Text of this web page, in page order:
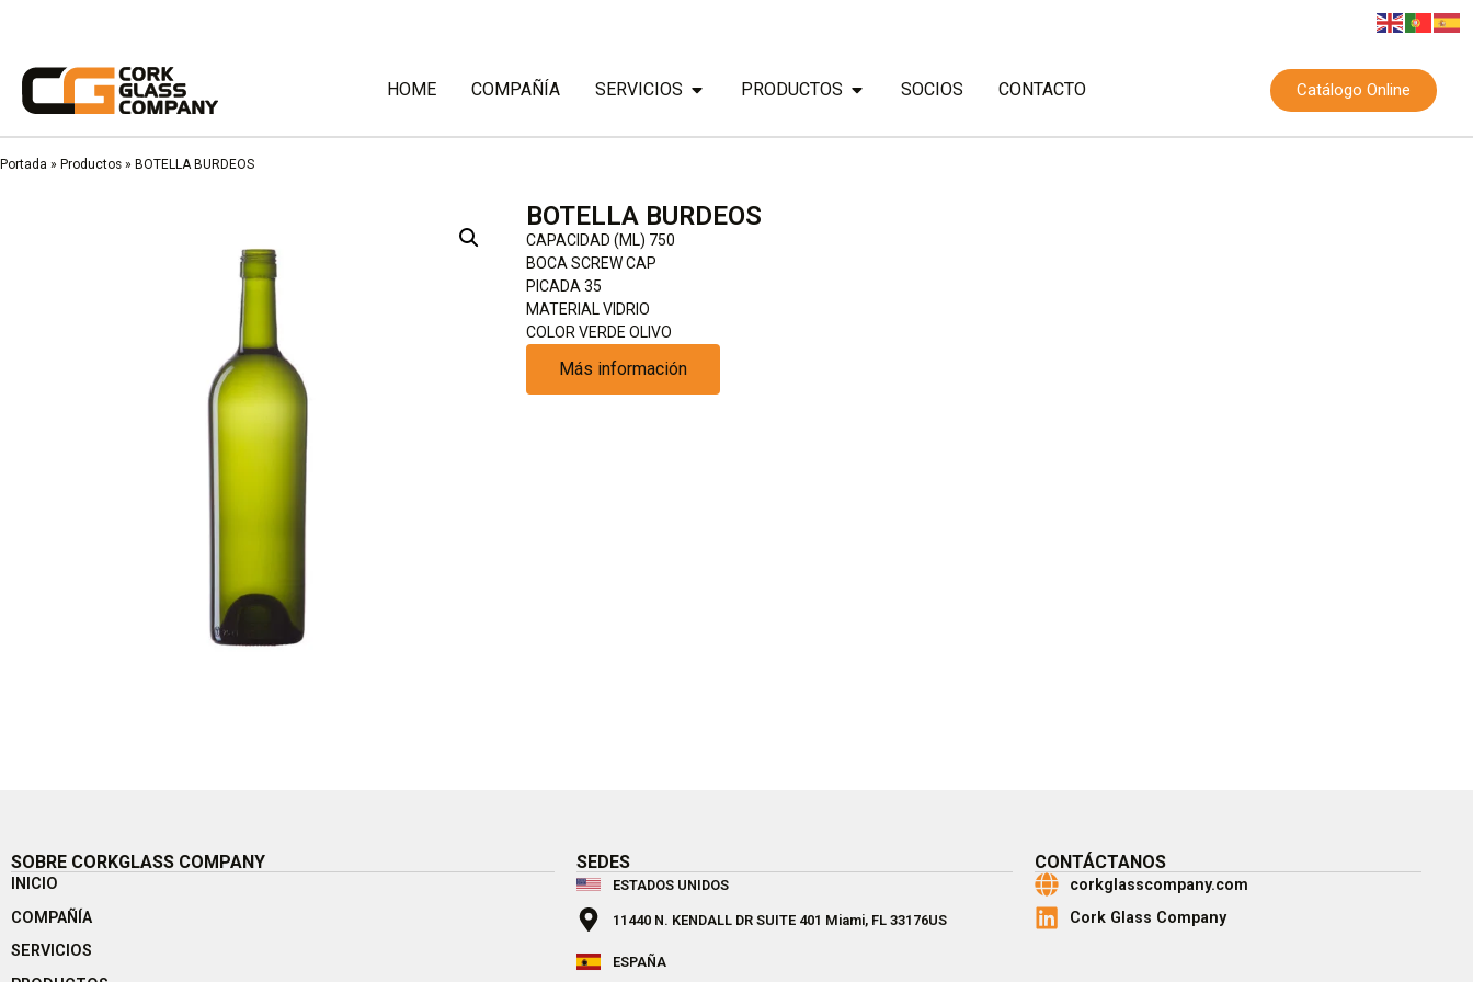
HOME COMPAÑÍA SERVICIOS PRODUCTOS SOCIOS CONTACTO Catálogo Online
Portada » Productos » BOTELLA BURDEOS
BOTELLA BURDEOS
CAPACIDAD (ML) 750
BOCA SCREW CAP
PICADA 35
MATERIAL VIDRIO
COLOR VERDE OLIVO
Más información
SOBRE CORKGLASS COMPANY
INICIO
COMPAÑÍA
SERVICIOS
SEDES
ESTADOS UNIDOS
11440 N. KENDALL DR SUITE 401 Miami, FL 33176US
ESPAÑA
CONTÁCTANOS
corkglasscompany.com
Cork Glass Company